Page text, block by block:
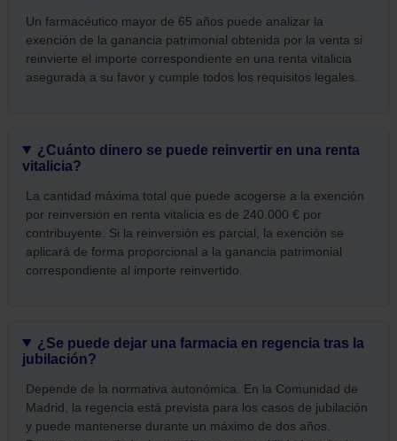
Un farmacéutico mayor de 65 años puede analizar la
exención de la ganancia patrimonial obtenida por la venta si
reinvierte el importe correspondiente en una renta vitalicia
asegurada a su favor y cumple todos los requisitos legales.
¿Cuánto dinero se puede reinvertir en una renta
vitalicia?
La cantidad máxima total que puede acogerse a la exención
por reinversión en renta vitalicia es de 240.000 € por
contribuyente. Si la reinversión es parcial, la exención se
aplicará de forma proporcional a la ganancia patrimonial
correspondiente al importe reinvertido.
¿Se puede dejar una farmacia en regencia tras la
jubilación?
Depende de la normativa autonómica. En la Comunidad de
Madrid, la regencia está prevista para los casos de jubilación
y puede mantenerse durante un máximo de dos años.